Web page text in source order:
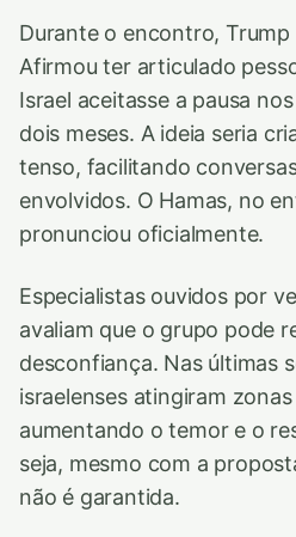
Durante o encontro,
Afirmou ter articulado
Israel aceitasse a pausa
dois meses. A ideia seria
tenso, facilitando
envolvidos. O Hamas, no
pronunciou oficialmente.
Especialistas ouvidos por
avaliam que o grupo pode
desconfiança. Nas últimas
israelenses atingiram
aumentando o temor e o
seja, mesmo com a
não é garantida.